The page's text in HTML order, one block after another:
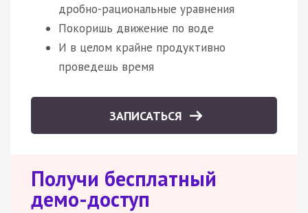
дробно-рациональные уравнения
Покоришь движение по воде
И в целом крайне продуктивно
проведешь время
ЗАПИСАТЬСЯ
Получи бесплатный
демо-доступ